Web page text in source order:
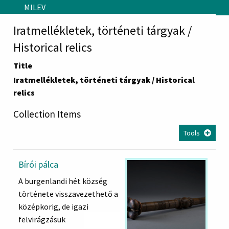
Skip to main content
MILEV
Iratmellékletek, történeti tárgyak /
Historical relics
Title
Iratmellékletek, történeti tárgyak / Historical
relics
Collection Items
Tools
Bírói pálca
A burgenlandi hét község
története visszavezethető a
középkorig, de igazi
felvirágzásuk